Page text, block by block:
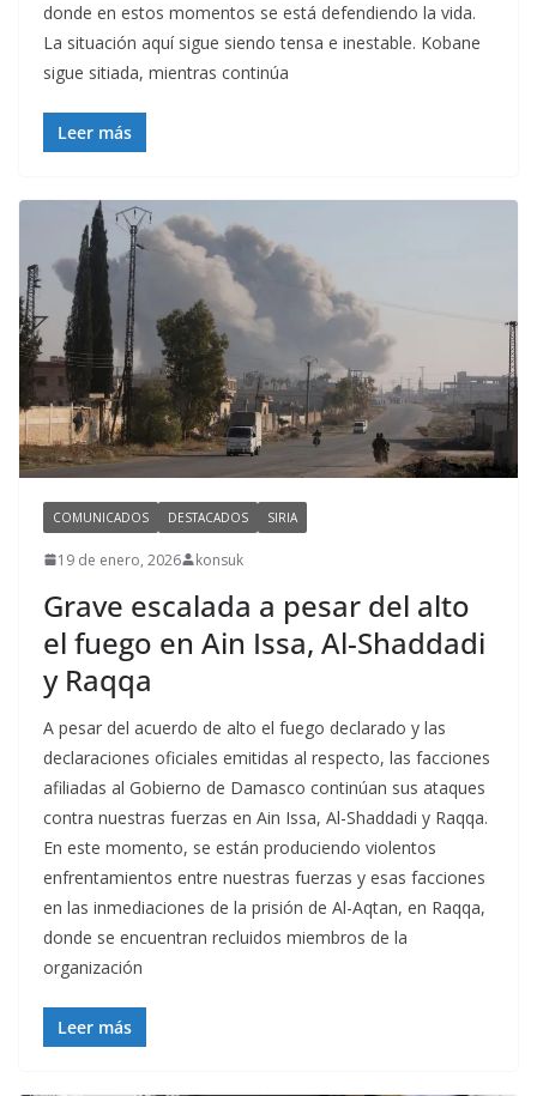
donde en estos momentos se está defendiendo la vida.
La situación aquí sigue siendo tensa e inestable. Kobane
sigue sitiada, mientras continúa
Leer más
COMUNICADOS DESTACADOS SIRIA
19 de enero, 2026 konsuk
Grave escalada a pesar del alto
el fuego en Ain Issa, Al-Shaddadi
y Raqqa
A pesar del acuerdo de alto el fuego declarado y las
declaraciones oficiales emitidas al respecto, las facciones
afiliadas al Gobierno de Damasco continúan sus ataques
contra nuestras fuerzas en Ain Issa, Al-Shaddadi y Raqqa.
En este momento, se están produciendo violentos
enfrentamientos entre nuestras fuerzas y esas facciones
en las inmediaciones de la prisión de Al-Aqtan, en Raqqa,
donde se encuentran recluidos miembros de la
organización
Leer más